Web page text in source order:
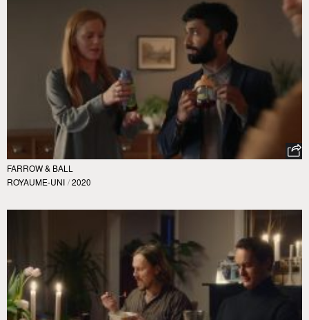
FARROW & BALL
ROYAUME-UNI / 2020